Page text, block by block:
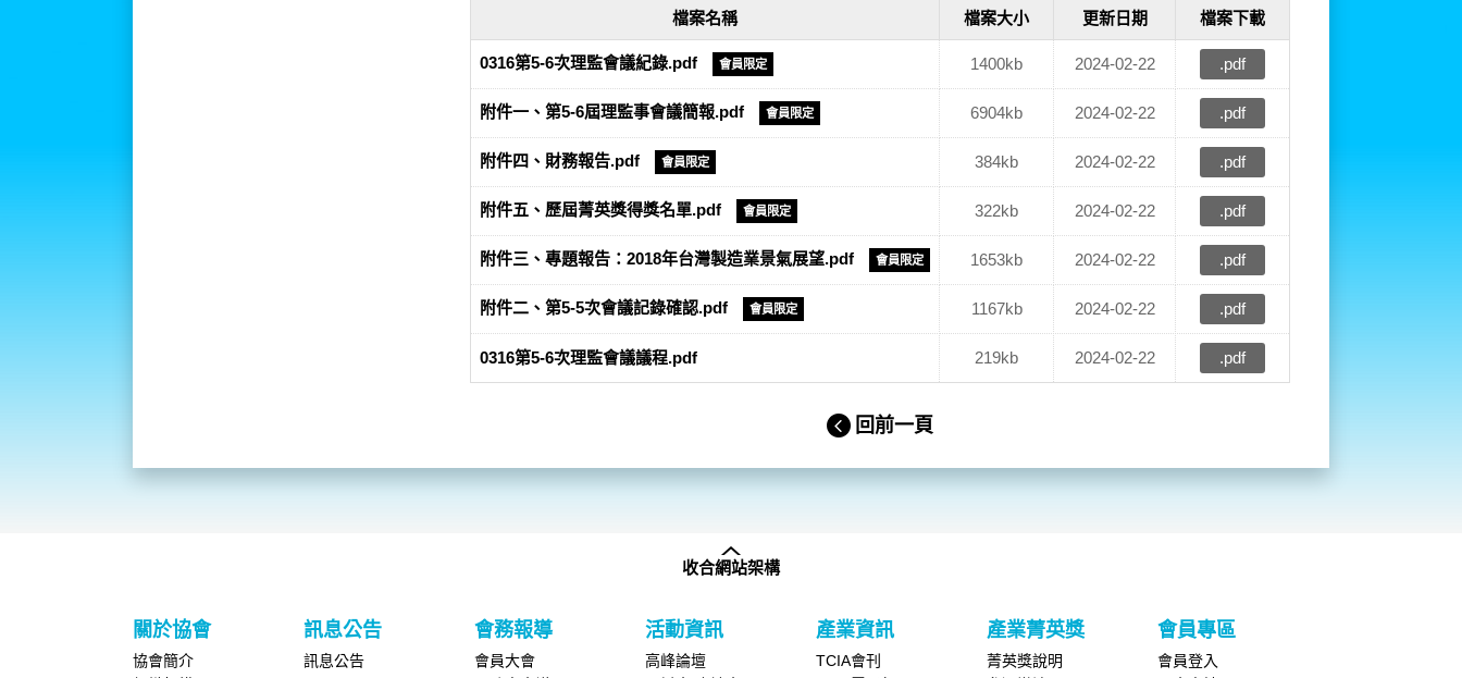
檔案名稱 檔案大小 更新日期 檔案下載
0316第5-6次理監會議紀錄.pdf 會員限定 1400kb 2024-02-22 .pdf
附件一、第5-6屆理監事會議簡報.pdf 會員限定 6904kb 2024-02-22 .pdf
附件四、財務報告.pdf 會員限定 384kb 2024-02-22 .pdf
附件五、歷屆菁英獎得獎名單.pdf 會員限定 322kb 2024-02-22 .pdf
附件三、專題報告：2018年台灣製造業景氣展望.pdf 會員限定 1653kb 2024-02-22 .pdf
附件二、第5-5次會議記錄確認.pdf 會員限定 1167kb 2024-02-22 .pdf
0316第5-6次理監會議議程.pdf 219kb 2024-02-22 .pdf
回前一頁
收合網站架構
關於協會
協會簡介
訊息公告
訊息公告
會務報導
會員大會
活動資訊
高峰論壇
產業資訊
TCIA會刊
產業菁英獎
菁英獎說明
會員專區
會員登入